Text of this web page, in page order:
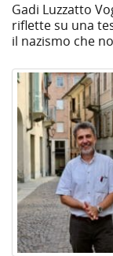
Gadi Luzzatto
riflette su una
il nazismo che